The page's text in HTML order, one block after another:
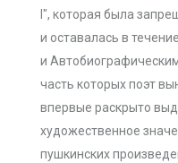
I", которая была
и оставалась в
и
часть которых поэт
впервые раскрыто
художественное
пушкинских